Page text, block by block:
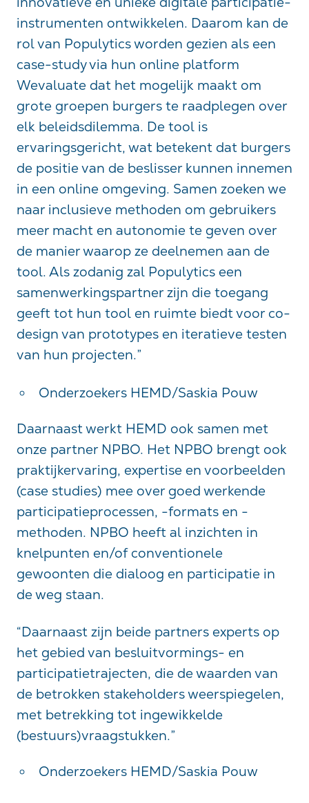
instrumenten ontwikkelen. Daarom kan de
rol van Populytics worden gezien als een
case-study via hun online platform
Wevaluate dat het mogelijk maakt om
grote groepen burgers te raadplegen over
elk beleidsdilemma. De tool is
ervaringsgericht, wat betekent dat burgers
de positie van de beslisser kunnen innemen
in een online omgeving. Samen zoeken we
naar inclusieve methoden om gebruikers
meer macht en autonomie te geven over
de manier waarop ze deelnemen aan de
tool. Als zodanig zal Populytics een
samenwerkingspartner zijn die toegang
geeft tot hun tool en ruimte biedt voor co-
design van prototypes en iteratieve testen
van hun projecten.”
Onderzoekers HEMD/Saskia Pouw
Daarnaast werkt HEMD ook samen met
onze partner NPBO. Het NPBO brengt ook
praktijkervaring, expertise en voorbeelden
(case studies) mee over goed werkende
participatieprocessen, -formats en -
methoden. NPBO heeft al inzichten in
knelpunten en/of conventionele
gewoonten die dialoog en participatie in
de weg staan.
“Daarnaast zijn beide partners experts op
het gebied van besluitvormings- en
participatietrajecten, die de waarden van
de betrokken stakeholders weerspiegelen,
met betrekking tot ingewikkelde
(bestuurs)vraagstukken.”
Onderzoekers HEMD/Saskia Pouw